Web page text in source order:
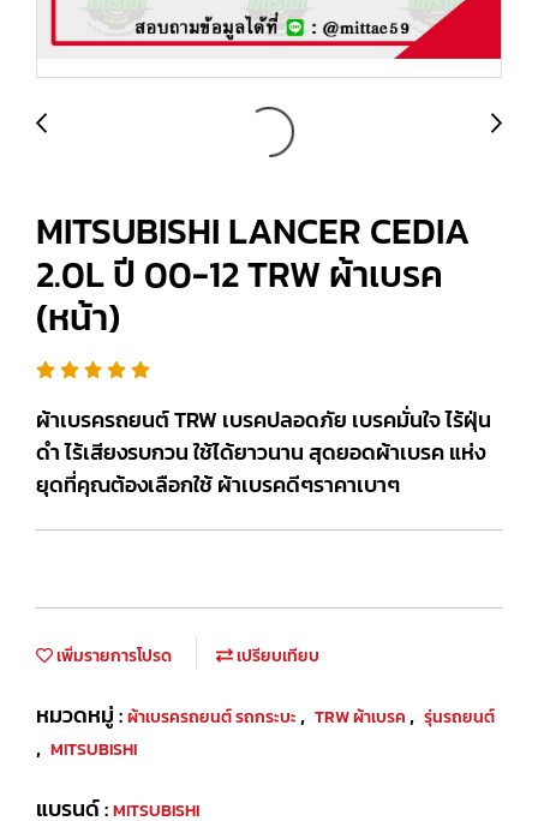
MITSUBISHI LANCER CEDIA
2.0L ปี 00-12 TRW ผ้าเบรค
(หน้า)
ผ้าเบรครถยนต์ TRW เบรคปลอดภัย เบรคมั่นใจ ไร้ฝุ่น
ดำ ไร้เสียงรบกวน ใช้ได้ยาวนาน สุดยอดผ้าเบรค แห่ง
ยุดที่คุณต้องเลือกใช้ ผ้าเบรคดีๆราคาเบาๆ
เพิ่มรายการโปรด เปรียบเทียบ
หมวดหมู่ :ผ้าเบรครถยนต์ รถกระบะ, TRW ผ้าเบรค, รุ่นรถยนต์
, MITSUBISHI
แบรนด์ :MITSUBISHI